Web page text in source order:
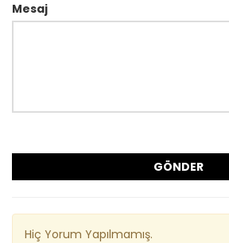
Mesaj
GÖNDER
Hiç Yorum Yapılmamış.